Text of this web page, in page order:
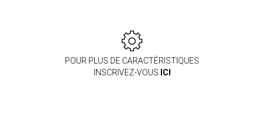
POUR PLUS DE CARACTÉRISTIQUES
INSCRIVEZ-VOUS ICI